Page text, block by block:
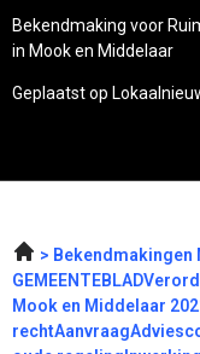
Bekendmaking voor
in Mook en Middelaar
Geplaatst op
Bekendmakingen
Mook en Middelaar